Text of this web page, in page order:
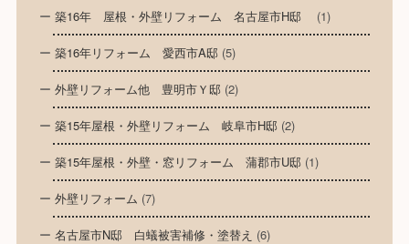
築16年 屋根・外壁リフォーム 名古屋市H邸 (1)
築16年リフォーム 愛西市A邸(5)
外壁リフォーム他 豊明市Ｙ邸(2)
築15年屋根・外壁リフォーム 岐阜市H邸(2)
築15年屋根・外壁・窓リフォーム 蒲郡市U邸(1)
外壁リフォーム (7)
名古屋市N邸 白蟻被害補修・塗替え (6)